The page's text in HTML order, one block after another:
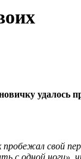
удалось
пробежал свой
с одной ноги»,